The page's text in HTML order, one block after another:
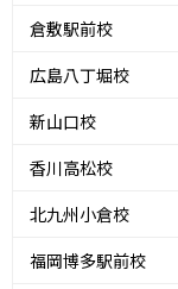
倉敷駅前校
広島八丁堀校
新山口校
香川高松校
北九州小倉校
福岡博多駅前校